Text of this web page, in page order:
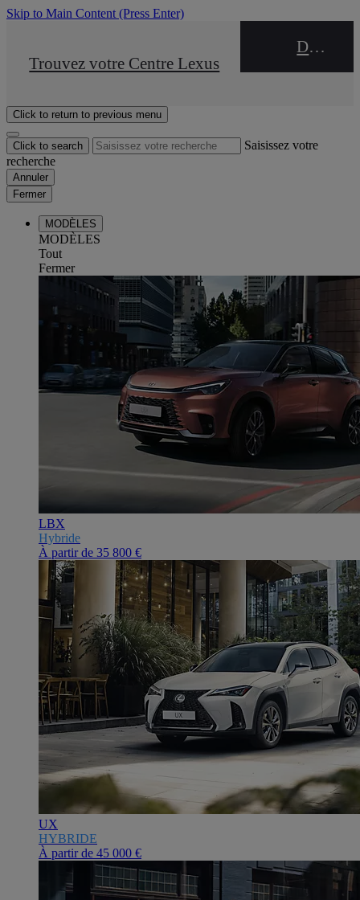
Skip to Main Content (Press Enter)
STOP DRIVE Takata
Trouvez votre Centre Lexus
DEALER NAME
Click to return to previous menu
Click to search
Saisissez votre
recherche
Annuler
Fermer
MODÈLES
MODÈLES
Tout
Fermer
LBX
Hybride
À partir de 35 800 €
UX
HYBRIDE
À partir de 45 000 €